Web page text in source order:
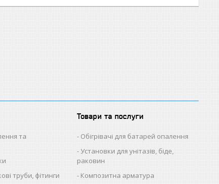
та
труби, фітинги
Товари та послуги
Обігрівачі для батарей опалення
Установки для унітазів, біде,
раковин
Композитна арматура